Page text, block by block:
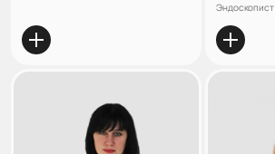
Эндоскопист